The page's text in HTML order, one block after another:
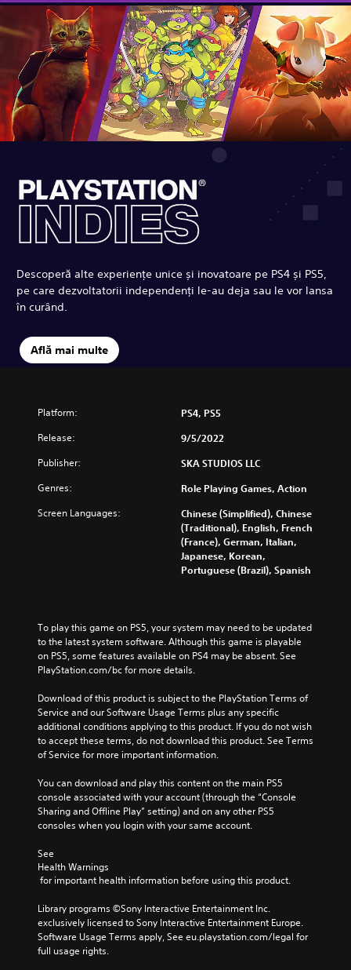
Descoperă alte experiențe unice și inovatoare pe PS4 și PS5,
pe care dezvoltatorii independenți le-au deja sau le vor lansa
în curând.
Află mai multe
Platform: PS4, PS5
Release: 9/5/2022
Publisher: SKA STUDIOS LLC
Genres: Role Playing Games, Action
Screen Languages:
Chinese (Simplified), Chinese
(Traditional), English, French
(France), German, Italian,
Japanese, Korean,
Portuguese (Brazil), Spanish
To play this game on PS5, your system may need to be updated
to the latest system software. Although this game is playable
on PS5, some features available on PS4 may be absent. See
PlayStation.com/bc for more details.
Download of this product is subject to the PlayStation Terms of
Service and our Software Usage Terms plus any specific
additional conditions applying to this product. If you do not wish
to accept these terms, do not download this product. See Terms
of Service for more important information.
You can download and play this content on the main PS5
console associated with your account (through the “Console
Sharing and Offline Play” setting) and on any other PS5
consoles when you login with your same account.
See
Health Warnings
for important health information before using this product.
Library programs ©Sony Interactive Entertainment Inc.
exclusively licensed to Sony Interactive Entertainment Europe.
Software Usage Terms apply, See eu.playstation.com/legal for
full usage rights.